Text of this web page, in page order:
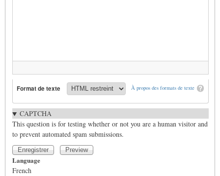
À propos des formats de texte
Format de texte
CAPTCHA
This question is for testing whether or not you are a human visitor and
to prevent automated spam submissions.
Language
French